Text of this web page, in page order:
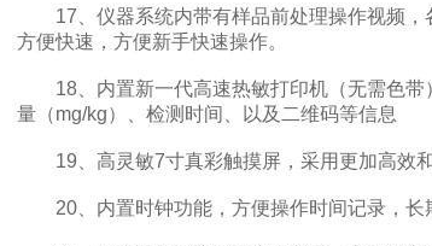
17、仪器系统内带有样品前处理操作视频，
方便快速，方便新手快速操作。
18、内置新一代高速热敏打印机（无需色带
量（mg/kg）、检测时间、以及二维码等信息
19、高灵敏7寸真彩触摸屏，采用更加高效和
20、内置时钟功能，方便操作时间记录，长